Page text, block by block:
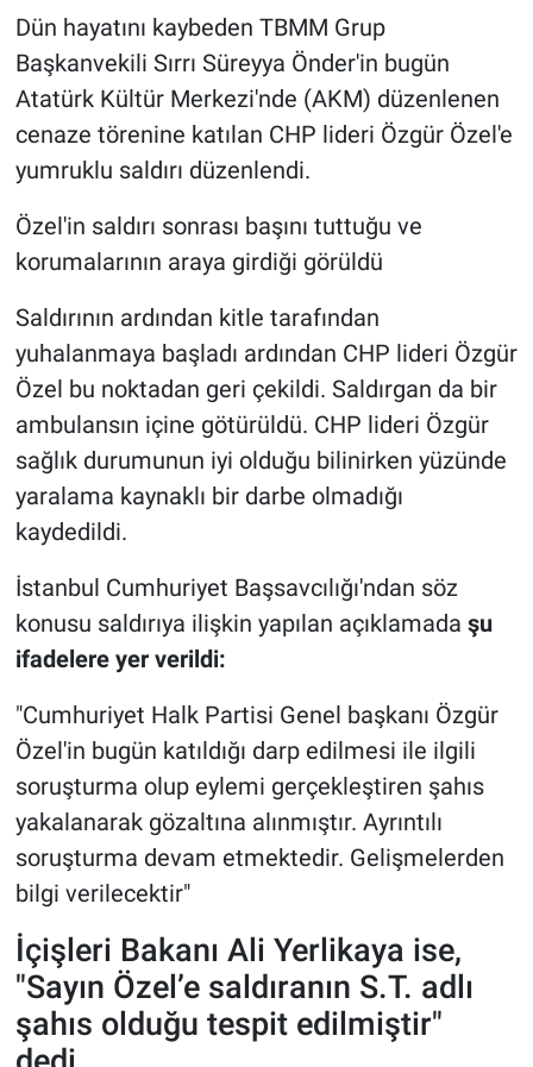
Dün hayatını kaybeden TBMM Grup
Başkanvekili Sırrı Süreyya Önder'in bugün
Atatürk Kültür Merkezi'nde (AKM) düzenlenen
cenaze törenine katılan CHP lideri Özgür Özel'e
yumruklu saldırı düzenlendi.
Özel'in saldırı sonrası başını tuttuğu ve
korumalarının araya girdiği görüldü
Saldırının ardından kitle tarafından
yuhalanmaya başladı ardından CHP lideri Özgür
Özel bu noktadan geri çekildi. Saldırgan da bir
ambulansın içine götürüldü. CHP lideri Özgür
sağlık durumunun iyi olduğu bilinirken yüzünde
yaralama kaynaklı bir darbe olmadığı
kaydedildi.
İstanbul Cumhuriyet Başsavcılığı'ndan söz
konusu saldırıya ilişkin yapılan açıklamada şu
ifadelere yer verildi:
"Cumhuriyet Halk Partisi Genel başkanı Özgür
Özel'in bugün katıldığı darp edilmesi ile ilgili
soruşturma olup eylemi gerçekleştiren şahıs
yakalanarak gözaltına alınmıştır. Ayrıntılı
soruşturma devam etmektedir. Gelişmelerden
bilgi verilecektir"
İçişleri Bakanı Ali Yerlikaya ise,
"Sayın Özel’e saldıranın S.T. adlı
şahıs olduğu tespit edilmiştir"